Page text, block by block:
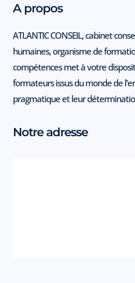
A propos
ATLANTIC CONSEIL, cabinet
humaines, organisme de
compétences met à votre
formateurs issus du monde de
pragmatique et leur
Notre adresse